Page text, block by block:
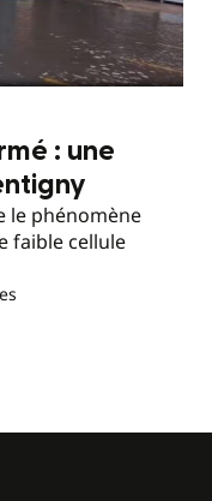
: une
le phénomène
faible cellule